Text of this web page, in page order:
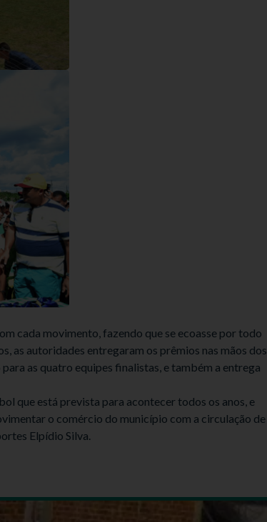
cada movimento, fazendo que se ecoasse por todo
as autoridades entregaram os prêmios nas mãos dos
as quatro equipes finalistas, e também a entrega
que está prevista para acontecer todos os anos, e
o comércio do município com a circulação de
Elpídio Silva.